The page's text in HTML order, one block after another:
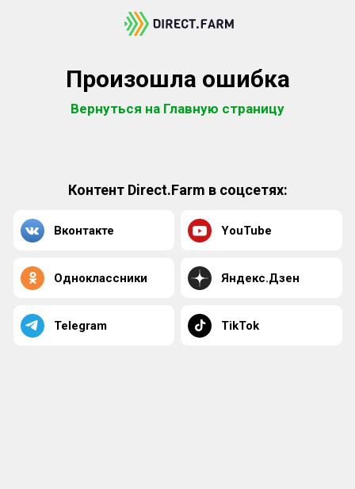
Произошла ошибка
Вернуться на Главную страницу
Контент Direct.Farm в соцсетях:
Вконтакте YouTube
Одноклассники Яндекс.Дзен
Telegram TikTok